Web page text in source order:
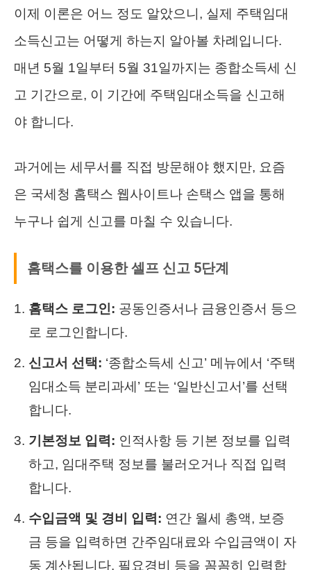
이제 이론은 어느 정도 알았으니, 실제 주택임대
소득신고는 어떻게 하는지 알아볼 차례입니다.
매년 5월 1일부터 5월 31일까지는 종합소득세 신
고 기간으로, 이 기간에 주택임대소득을 신고해
야 합니다.
과거에는 세무서를 직접 방문해야 했지만, 요즘
은 국세청 홈택스 웹사이트나 손택스 앱을 통해
누구나 쉽게 신고를 마칠 수 있습니다.
홈택스를 이용한 셀프 신고 5단계
홈택스 로그인: 공동인증서나 금융인증서 등으
로 로그인합니다.
신고서 선택: ‘종합소득세 신고’ 메뉴에서 ‘주택
임대소득 분리과세’ 또는 ‘일반신고서’를 선택
합니다.
기본정보 입력: 인적사항 등 기본 정보를 입력
하고, 임대주택 정보를 불러오거나 직접 입력
합니다.
수입금액 및 경비 입력: 연간 월세 총액, 보증
금 등을 입력하면 간주임대료와 수입금액이 자
동 계산됩니다. 필요경비 등을 꼼꼼히 입력합